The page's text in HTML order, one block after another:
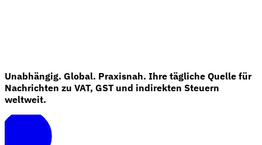
Unabhängig. Global. Praxisnah. Ihre tägliche Quelle für
Nachrichten zu VAT, GST und indirekten Steuern
weltweit.